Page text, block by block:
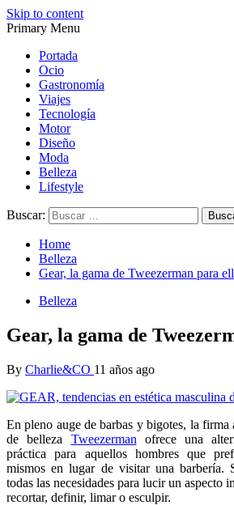
Skip to content
diseño…
diseño…
Primary Menu
Portada
Ocio
Gastronomía
Viajes
Tecnología
Motor
Diseño
Moda
Belleza
Lifestyle
Buscar:
Home
Belleza
Gear, la gama de Tweezerman para
Belleza
Gear, la gama de
By Charlie&CO 11 años ago
En pleno auge de barbas y bigotes, la firma
de belleza Tweezerman ofrece una
práctica para aquellos hombres que
mismos en lugar de visitar una barbería.
todas las necesidades para lucir un aspecto
recortar, definir, limar o esculpir.